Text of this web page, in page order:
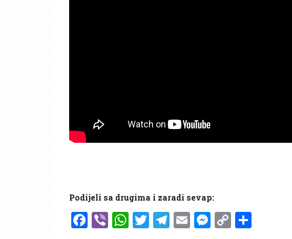
Podijeli sa drugima i zaradi sevap:
Facebook
ViberWhatsApp
Twitter
Telegram
EmailMessenger
CopyShare